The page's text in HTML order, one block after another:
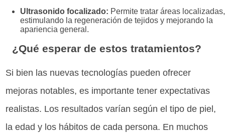
Ultrasonido focalizado: Permite tratar áreas localizadas,
estimulando la regeneración de tejidos y mejorando la
apariencia general.
¿Qué esperar de estos tratamientos?
Si bien las nuevas tecnologías pueden ofrecer
mejoras notables, es importante tener expectativas
realistas. Los resultados varían según el tipo de piel,
la edad y los hábitos de cada persona. En muchos